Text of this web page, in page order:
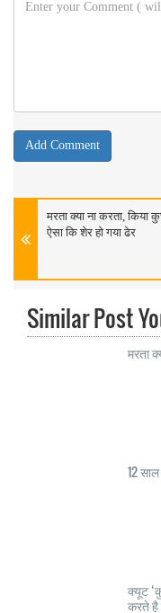
मरता क्या ना करता, किया
ऐसा कि शेर हो गया ढेर
Similar Post
मरता
12
क्यूट
करते है